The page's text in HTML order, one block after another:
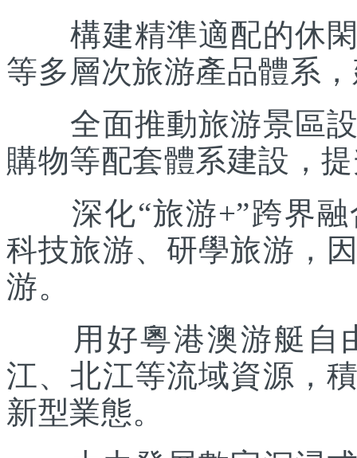
構建精準適配的休閑
等多層次旅游產品體系
全面推動旅游景區設
購物等配套體系建設，
深化“旅游+”跨界融
科技旅游、研學旅游，
游。
用好粵港澳游艇自
江、北江等流域資源，
新型業態。